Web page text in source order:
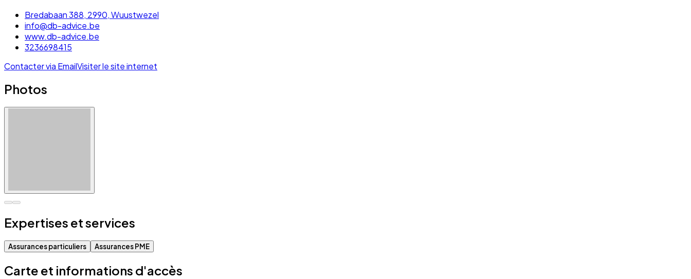
Bredabaan 388, 2990, Wuustwezel
info@db-advice.be
www.db-advice.be
3236698415
Contacter via EmailVisiter le site internet
Photos
Expertises et services
Assurances particuliers Assurances PME
Carte et informations d'accès